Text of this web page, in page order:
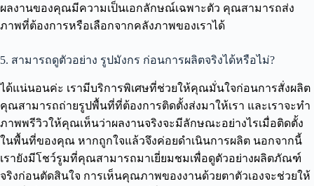
ผลงานของคุณมีความเป็นเอกลักษณ์เฉพาะตัว คุณสามารถส่ง
ภาพที่ต้องการหรือเลือกจากคลังภาพของเราได้
5. สามารถดูตัวอย่าง รูปมังกร ก่อนการผลิตจริงได้หรือไม่?
ได้แน่นอนค่ะ เรามีบริการพิเศษที่ช่วยให้คุณมั่นใจก่อนการสั่งผลิต
คุณสามารถถ่ายรูปพื้นที่ที่ต้องการติดตั้งส่งมาให้เรา และเราจะทำ
ภาพพรีวิวให้คุณเห็นว่าผลงานจริงจะมีลักษณะอย่างไรเมื่อติดตั้ง
ในพื้นที่ของคุณ หากถูกใจแล้วจึงค่อยดำเนินการผลิต นอกจากนี้
เรายังมีโชว์รูมที่คุณสามารถมาเยี่ยมชมเพื่อดูตัวอย่างผลิตภัณฑ์
จริงก่อนตัดสินใจ การเห็นคุณภาพของงานด้วยตาตัวเองจะช่วยให้